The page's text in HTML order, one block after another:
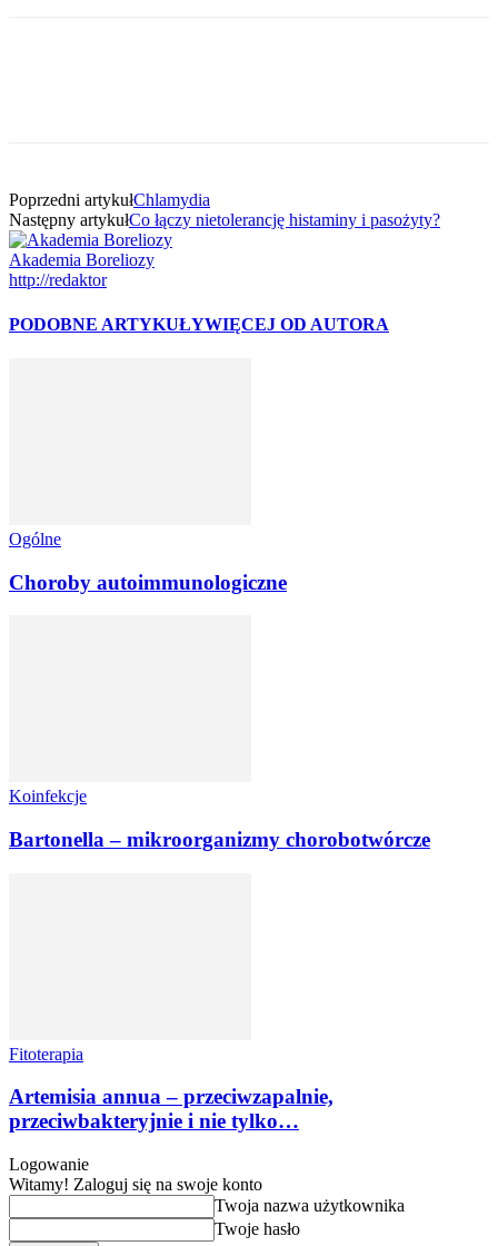
Poprzedni artykułChlamydia
Następny artykułCo łączy nietolerancję histaminy i pasożyty?
Akademia Boreliozy
http://redaktor
PODOBNE ARTYKUŁYWIĘCEJ OD AUTORA
Ogólne
Choroby autoimmunologiczne
Koinfekcje
Bartonella – mikroorganizmy chorobotwórcze
Fitoterapia
Artemisia annua – przeciwzapalnie,
przeciwbakteryjnie i nie tylko…
Logowanie
Witamy! Zaloguj się na swoje konto
Twoja nazwa użytkownika
Twoje hasło